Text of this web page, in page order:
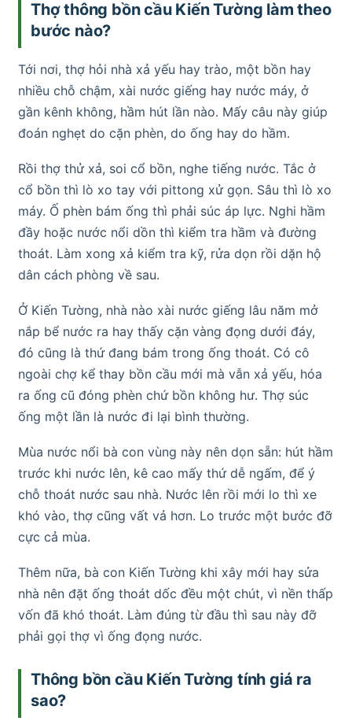
Thợ thông bồn cầu Kiến Tường làm theo
bước nào?
Tới nơi, thợ hỏi nhà xả yếu hay trào, một bồn hay
nhiều chỗ chậm, xài nước giếng hay nước máy, ở
gần kênh không, hầm hút lần nào. Mấy câu này giúp
đoán nghẹt do cặn phèn, do ống hay do hầm.
Rồi thợ thử xả, soi cổ bồn, nghe tiếng nước. Tắc ở
cổ bồn thì lò xo tay với pittong xử gọn. Sâu thì lò xo
máy. Ố phèn bám ống thì phải súc áp lực. Nghi hầm
đầy hoặc nước nổi dồn thì kiểm tra hầm và đường
thoát. Làm xong xả kiểm tra kỹ, rửa dọn rồi dặn hộ
dân cách phòng về sau.
Ở Kiến Tường, nhà nào xài nước giếng lâu năm mở
nắp bể nước ra hay thấy cặn vàng đọng dưới đáy,
đó cũng là thứ đang bám trong ống thoát. Có cô
ngoài chợ kể thay bồn cầu mới mà vẫn xả yếu, hóa
ra ống cũ đóng phèn chứ bồn không hư. Thợ súc
ống một lần là nước đi lại bình thường.
Mùa nước nổi bà con vùng này nên dọn sẵn: hút hầm
trước khi nước lên, kê cao mấy thứ dễ ngấm, để ý
chỗ thoát nước sau nhà. Nước lên rồi mới lo thì xe
khó vào, thợ cũng vất vả hơn. Lo trước một bước đỡ
cực cả mùa.
Thêm nữa, bà con Kiến Tường khi xây mới hay sửa
nhà nên đặt ống thoát dốc đều một chút, vì nền thấp
vốn đã khó thoát. Làm đúng từ đầu thì sau này đỡ
phải gọi thợ vì ống đọng nước.
Thông bồn cầu Kiến Tường tính giá ra
sao?